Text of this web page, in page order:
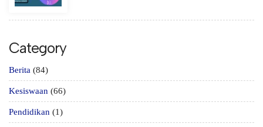
Category
Berita (84)
Kesiswaan (66)
Pendidikan (1)